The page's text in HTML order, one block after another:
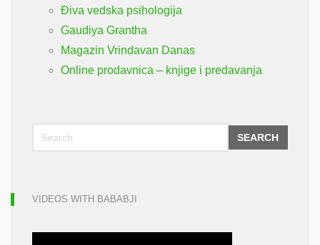
Điva vedska psihologija
Gaudiya Grantha
Magazin Vrindavan Danas
Online prodavnica – knjige i predavanja
SEARCH
VIDEOS WITH BABABJI